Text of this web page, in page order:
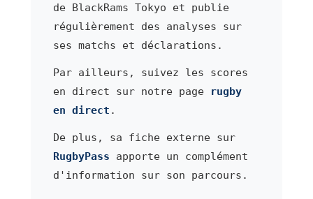
de BlackRams Tokyo et publie
régulièrement des analyses sur
ses matchs et déclarations.
Par ailleurs, suivez les scores
en direct sur notre page
rugby
en direct .
De plus, sa fiche externe sur
RugbyPass apporte un complément
d'information sur son parcours.